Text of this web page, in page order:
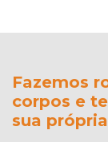
Fazemos
corpos e
sua